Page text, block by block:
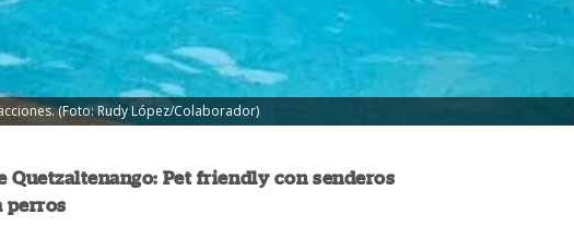
(Foto: Rudy López/Colaborador)
Quetzaltenango: Pet friendly con senderos
perros